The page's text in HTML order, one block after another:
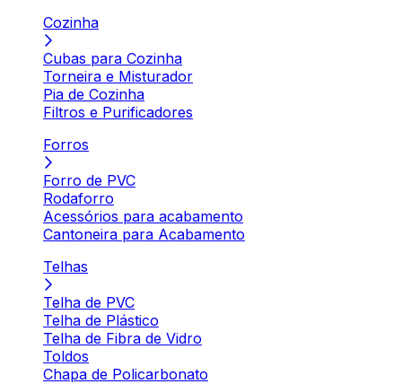
Cozinha
Cubas para Cozinha
Torneira e Misturador
Pia de Cozinha
Filtros e Purificadores
Forros
Forro de PVC
Rodaforro
Acessórios para acabamento
Cantoneira para Acabamento
Telhas
Telha de PVC
Telha de Plástico
Telha de Fibra de Vidro
Toldos
Chapa de Policarbonato